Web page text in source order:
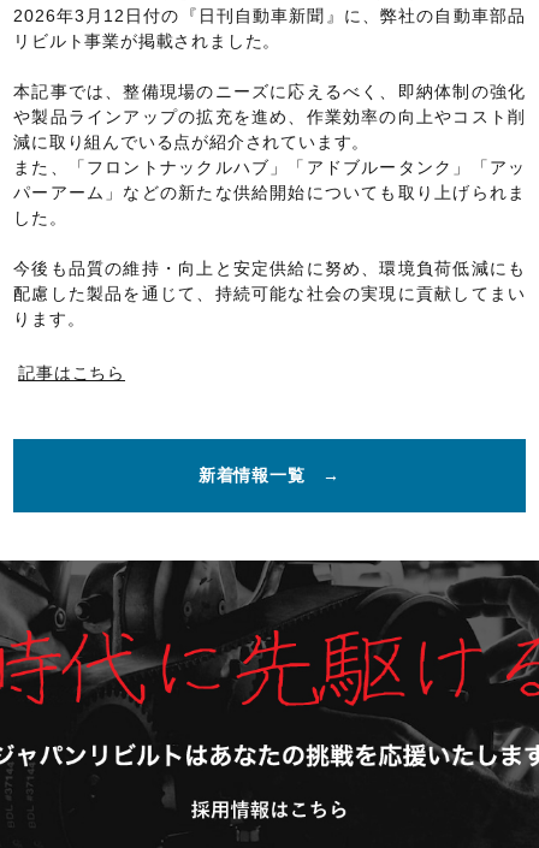
2026年3月12日付の『日刊自動車新聞』に、弊社の自動車部品
リビルト事業が掲載されました。
本記事では、整備現場のニーズに応えるべく、即納体制の強化
や製品ラインアップの拡充を進め、作業効率の向上やコスト削
減に取り組んでいる点が紹介されています。
また、「フロントナックルハブ」「アドブルータンク」「アッ
パーアーム」などの新たな供給開始についても取り上げられま
した。
今後も品質の維持・向上と安定供給に努め、環境負荷低減にも
配慮した製品を通じて、持続可能な社会の実現に貢献してまい
ります。
記事はこちら
新着情報一覧